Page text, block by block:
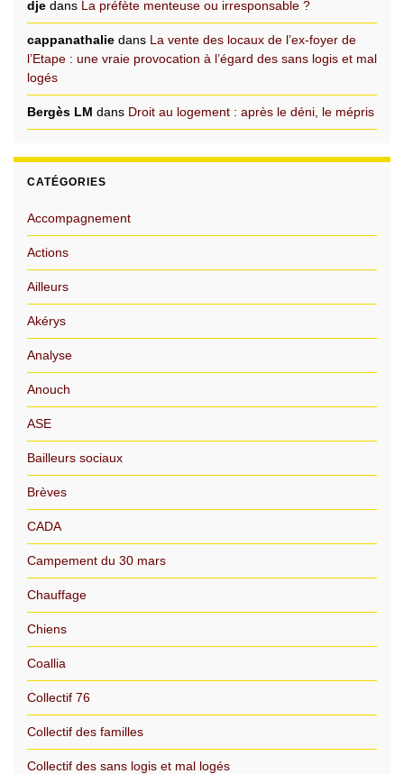
dje dans La préfète menteuse ou irresponsable ?
cappanathalie dans La vente des locaux de l’ex-foyer de
l’Etape : une vraie provocation à l’égard des sans logis et mal
logés
Bergès LM dans Droit au logement : après le déni, le mépris
CATÉGORIES
Accompagnement
Actions
Ailleurs
Akérys
Analyse
Anouch
ASE
Bailleurs sociaux
Brèves
CADA
Campement du 30 mars
Chauffage
Chiens
Coallia
Collectif 76
Collectif des familles
Collectif des sans logis et mal logés